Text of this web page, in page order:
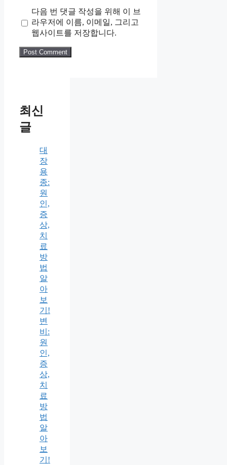
다음 번 댓글 작성을 위해 이 브
라우저에 이름, 이메일, 그리고
웹사이트를 저장합니다.
최신
글
대
장
용
종:
원
인,
증
상,
치
료
방
법
알
아
보
기!
변
비:
원
인,
증
상,
치
료
방
법
알
아
보
기!